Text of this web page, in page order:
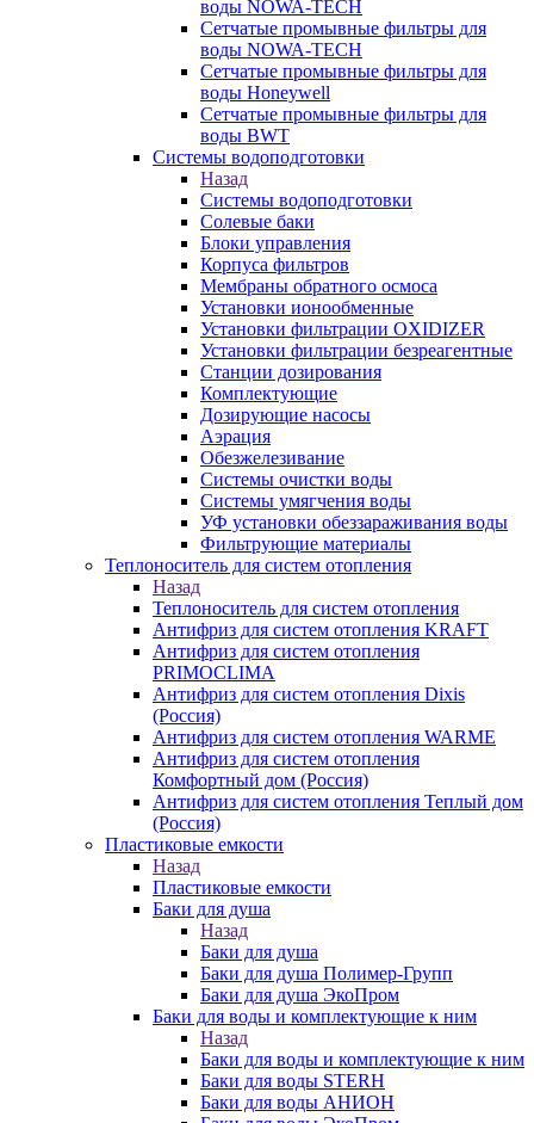
воды NOWA-TECH
Сетчатые промывные фильтры для
воды NOWA-TECH
Сетчатые промывные фильтры для
воды Honeywell
Сетчатые промывные фильтры для
воды BWT
Системы водоподготовки
Назад
Системы водоподготовки
Солевые баки
Блоки управления
Корпуса фильтров
Мембраны обратного осмоса
Установки ионообменные
Установки фильтрации OXIDIZER
Установки фильтрации безреагентные
Станции дозирования
Комплектующие
Дозирующие насосы
Аэрация
Обезжелезивание
Системы очистки воды
Системы умягчения воды
УФ установки обеззараживания воды
Фильтрующие материалы
Теплоноситель для систем отопления
Назад
Теплоноситель для систем отопления
Антифриз для систем отопления KRAFT
Антифриз для систем отопления
PRIMOCLIMA
Антифриз для систем отопления Dixis
(Россия)
Антифриз для систем отопления WARME
Антифриз для систем отопления
Комфортный дом (Россия)
Антифриз для систем отопления Теплый дом
(Россия)
Пластиковые емкости
Назад
Пластиковые емкости
Баки для душа
Назад
Баки для душа
Баки для душа Полимер-Групп
Баки для душа ЭкоПром
Баки для воды и комплектующие к ним
Назад
Баки для воды и комплектующие к ним
Баки для воды STERH
Баки для воды АНИОН